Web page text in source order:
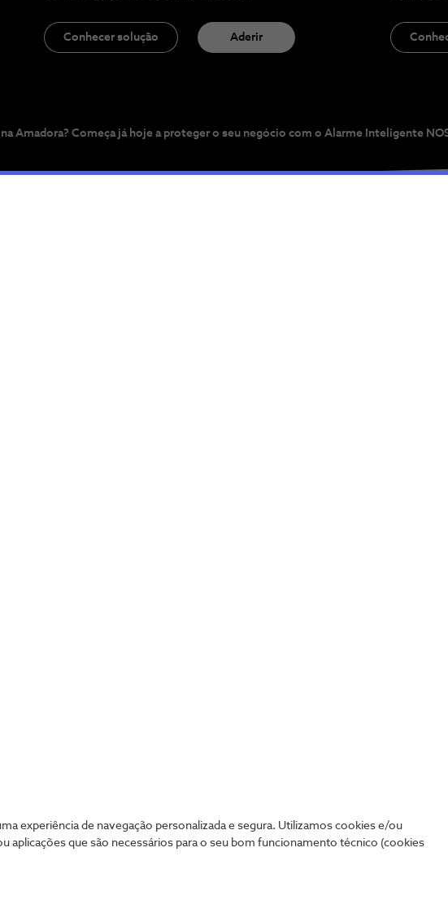
experiência de navegação personalizada e segura. Utilizamos cookies e/ou
aplicações que são necessários para o seu bom funcionamento técnico (cookies
Conhecer solução Aderir
na Amadora? Começa já hoje a proteger o seu negócio com o Alarme Inteligente
controlar a segurança do seu negócio em
qualquer lugar.
anti-